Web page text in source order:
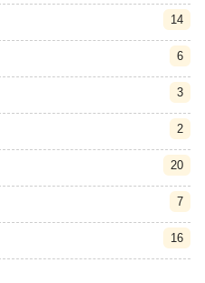
14
6
3
2
20
7
16